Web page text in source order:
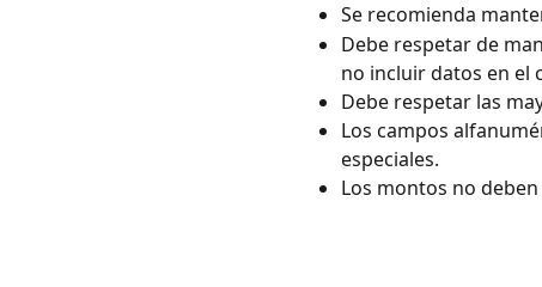
Se recomienda
Debe respetar de
no incluir datos en el
Debe respetar las
Los campos
especiales.
Los montos no